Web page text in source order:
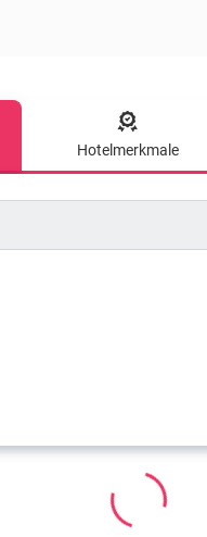
Hotelmerkmale